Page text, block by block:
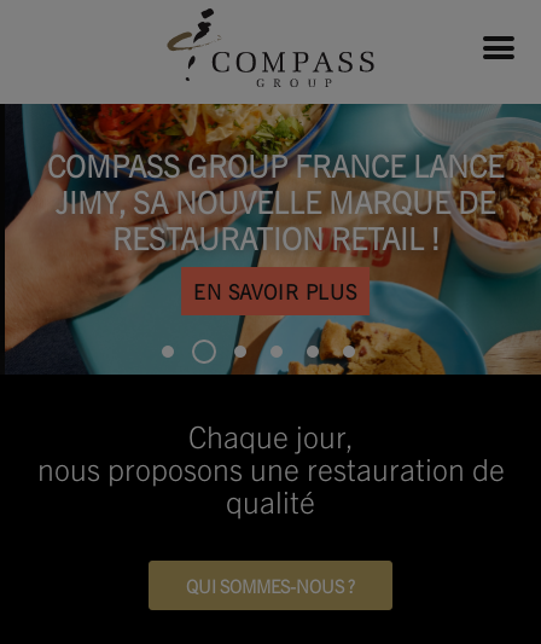
COMPASS GROUP FRANCE LANCE
JIMY, SA NOUVELLE MARQUE DE
RESTAURATION RETAIL !
EN SAVOIR PLUS
Chaque jour,
nous proposons une restauration de
qualité
QUI SOMMES-NOUS ?